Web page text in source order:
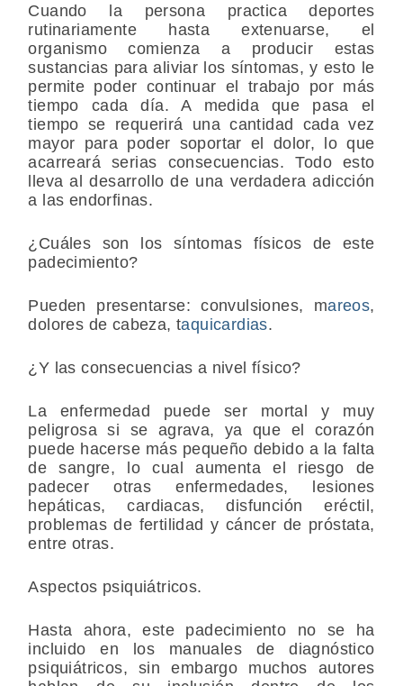
Cuando la persona practica deportes
rutinariamente hasta extenuarse, el
organismo comienza a producir estas
sustancias para aliviar los síntomas, y esto le
permite poder continuar el trabajo por más
tiempo cada día. A medida que pasa el
tiempo se requerirá una cantidad cada vez
mayor para poder soportar el dolor, lo que
acarreará serias consecuencias. Todo esto
lleva al desarrollo de una verdadera adicción
a las endorfinas.
¿Cuáles son los síntomas físicos de este
padecimiento?
Pueden presentarse: convulsiones, mareos,
dolores de cabeza, taquicardias.
¿Y las consecuencias a nivel físico?
La enfermedad puede ser mortal y muy
peligrosa si se agrava, ya que el corazón
puede hacerse más pequeño debido a la falta
de sangre, lo cual aumenta el riesgo de
padecer otras enfermedades, lesiones
hepáticas, cardiacas, disfunción eréctil,
problemas de fertilidad y cáncer de próstata,
entre otras.
Aspectos psiquiátricos.
Hasta ahora, este padecimiento no se ha
incluido en los manuales de diagnóstico
psiquiátricos, sin embargo muchos autores